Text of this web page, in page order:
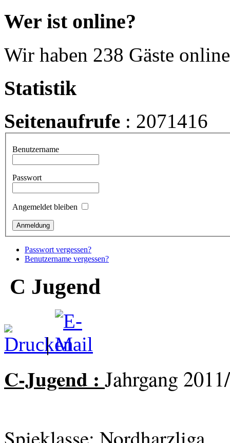
Wer ist online?
Wir haben 238 Gäste online
Statistik
Seitenaufrufe : 2071416
Benutzername
Passwort
Angemeldet bleiben
Passwort vergessen?
Benutzername vergessen?
C Jugend
|
C-Jugend : Jahrgang